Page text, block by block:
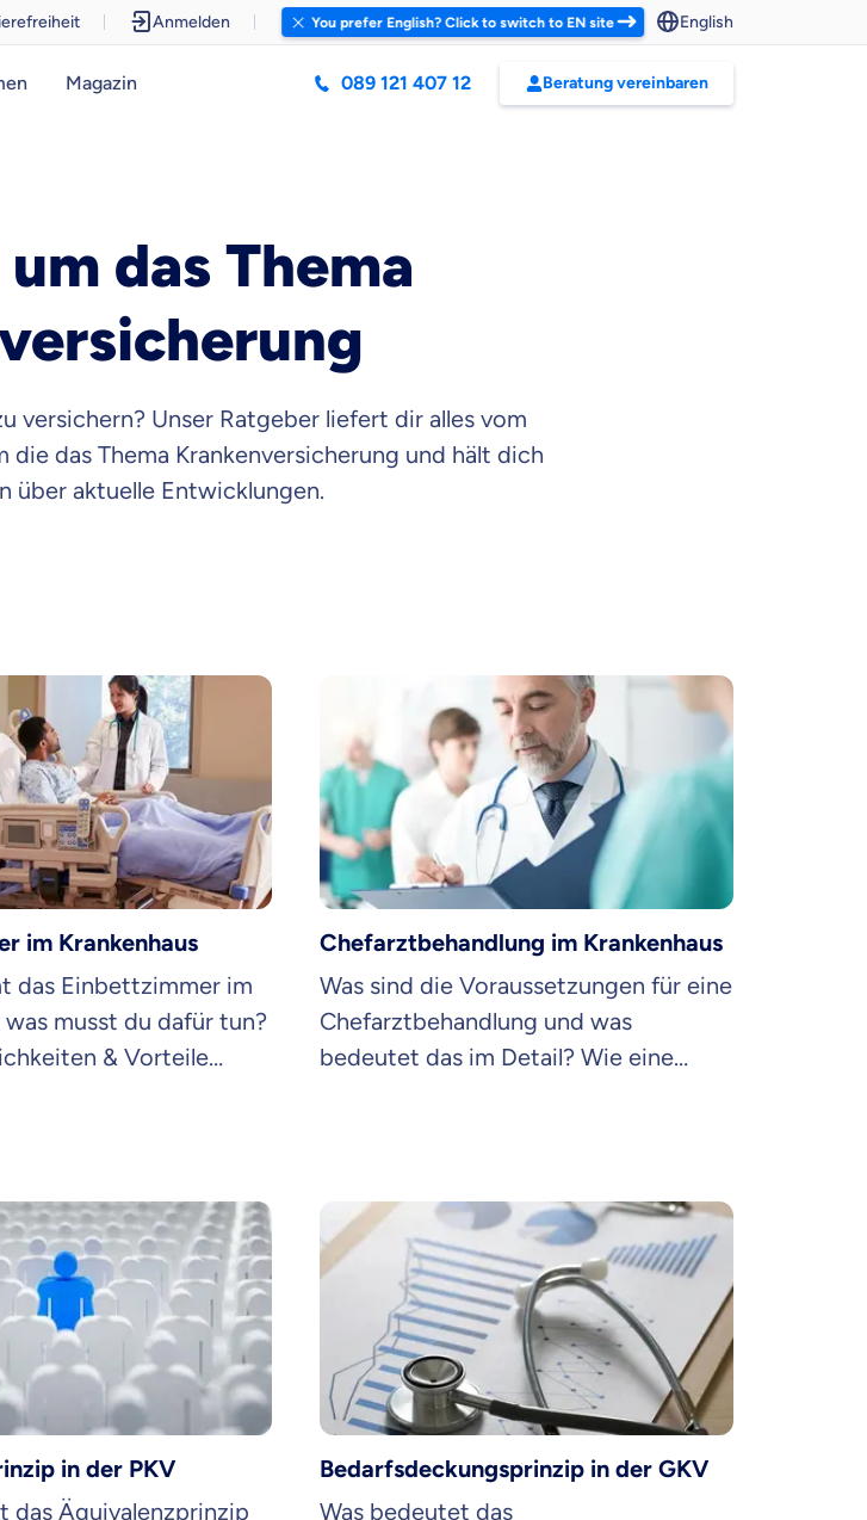
Anmelden You prefer English? Click to switch to EN site English
Magazin 089 121 407 12 Beratung vereinbaren
das Thema
versichern? Unser Ratgeber liefert dir alles vom
die das Thema Krankenversicherung und hält dich
über aktuelle Entwicklungen.
im Krankenhaus
das Einbettzimmer im
was musst du dafür tun?
& Vorteile
Chefarztbehandlung im Krankenhaus
Was sind die Voraussetzungen für eine
Chefarztbehandlung und was
bedeutet das im Detail? Wie eine
in der PKV
das Äquivalenzprinzip
Bedarfsdeckungsprinzip in der GKV
Was bedeutet das